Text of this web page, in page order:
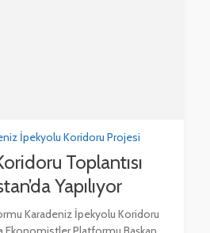
İpekyolu Koridoru Projesi
Yapılıyor
Karadeniz İpekyolu Koridoru